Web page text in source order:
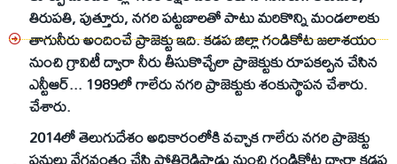
తిరుపతి, పుత్తూరు, నగరి పట్టణాలతో పాటు మరికొన్ని మండలాలకు
తాగునీరు అందించే ప్రాజెక్టు ఇది. కడప జిల్లా గండికోట జలాశయం
నుంచి గ్రావిటీ ద్వారా నీరు తీసుకొచ్చేలా ప్రాజెక్టుకు రూపకల్పన చేసిన
ఎన్టీఆర్... 1989లో గాలేరు నగరి ప్రాజెక్టుకు శంకుస్థాపన చేశారు.
చేశారు.
2014లో తెలుగుదేశం అధికారంలోకి వచ్చాక గాలేరు నగరి ప్రాజెక్టు